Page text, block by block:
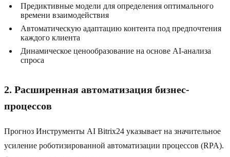
Предиктивные модели для определения оптимального
времени взаимодействия
Автоматическую адаптацию контента под предпочтения
каждого клиента
Динамическое ценообразование на основе AI-анализа
спроса
2. Расширенная автоматизация бизнес-
процессов
Прогноз Инструменты AI Bitrix24 указывает на значительное
усиление роботизированной автоматизации процессов (RPA).